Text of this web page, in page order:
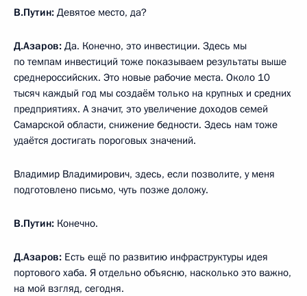
В.Путин: Девятое место, да?
Д.Азаров: Да. Конечно, это инвестиции. Здесь мы
по темпам инвестиций тоже показываем результаты выше
среднероссийских. Это новые рабочие места. Около 10
тысяч каждый год мы создаём только на крупных и средних
предприятиях. А значит, это увеличение доходов семей
Самарской области, снижение бедности. Здесь нам тоже
удаётся достигать пороговых значений.
Владимир Владимирович, здесь, если позволите, у меня
подготовлено письмо, чуть позже доложу.
В.Путин: Конечно.
Д.Азаров: Есть ещё по развитию инфраструктуры идея
портового хаба. Я отдельно объясню, насколько это важно,
на мой взгляд, сегодня.